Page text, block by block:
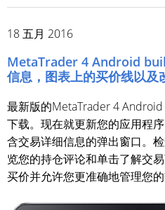
18 五月 2016
MetaTrader 4 Android
信息，图表上的买价线以及
最新版的MetaTrader 4
下载。现在就更新您的应用程
含交易详细信息的弹出窗口。
览您的持仓评论和单击了解交
买价并允许您更准确地管理您的